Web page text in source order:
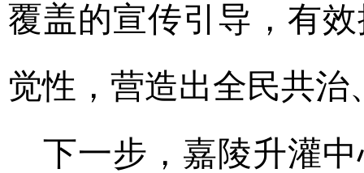
覆盖的宣传引导，有
觉性，营造出全民共
下一步，嘉陵升灌